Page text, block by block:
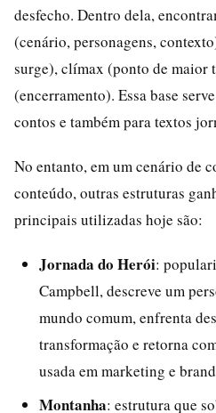
desfecho. Dentro dela,
(cenário, personagens,
surge), clímax (ponto de maior
(encerramento). Essa base
contos e também para textos
No entanto, em um cenário de
conteúdo, outras estruturas
principais utilizadas hoje são:
Jornada do Herói:
Campbell, descreve um
mundo comum, enfrenta
transformação e retorna
usada em marketing e
Montanha: estrutura que